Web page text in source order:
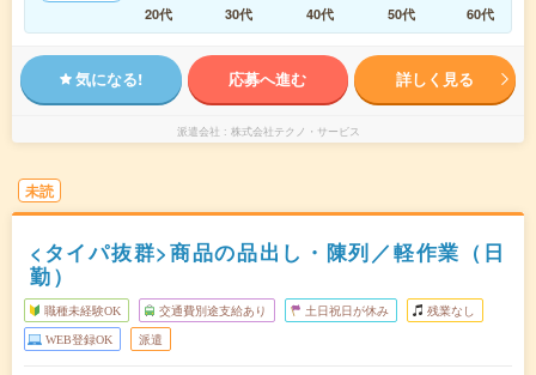
20代
30代 40代 50代 60代
気になる! 応募へ進む 詳しく見る
派遣会社 株式会社テクノ・サービス
未読
<タイパ抜群>商品の品出し・陳列／軽作業（日
勤）
職種未経験OK 交通費別途支給あり 土日祝日が休み 残業なし
WEB登録OK 派遣